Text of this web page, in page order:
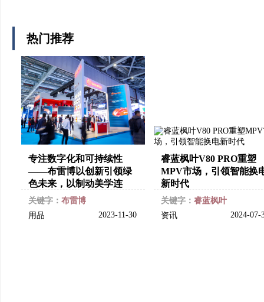
热门推荐
专注数字化和可持续性
——布雷博以创新引领绿
色未来，以制动美学连
关键字： 布雷博
用品
2023-11-30
睿蓝枫叶V80 PRO重塑
MPV市场，引领智能换
新时代
关键字： 睿蓝枫叶
资讯
2024-